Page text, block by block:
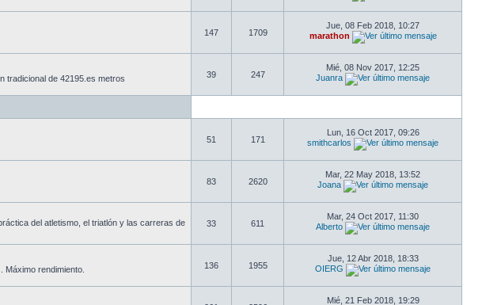
147 1709
Jue, 08 Feb 2018, 10:27
marathon
tradicional de 42195.es metros 39 247
Mié, 08 Nov 2017, 12:25
Juanra
51 171
Lun, 16 Oct 2017, 09:26
smithcarlos
83 2620
Mar, 22 May 2018, 13:52
Joana
del atletismo, el triatlón y las carreras de
33 611
Mar, 24 Oct 2017, 11:30
Alberto
Máximo rendimiento. 136 1955
Jue, 12 Abr 2018, 18:33
OIERG
Mié, 21 Feb 2018, 19:29